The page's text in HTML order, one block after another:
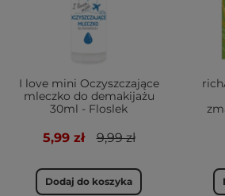
I love mini Oczyszczające
mleczko do demakijażu
30ml - Floslek
5,99 zł 9,99 zł
Dodaj do koszyka